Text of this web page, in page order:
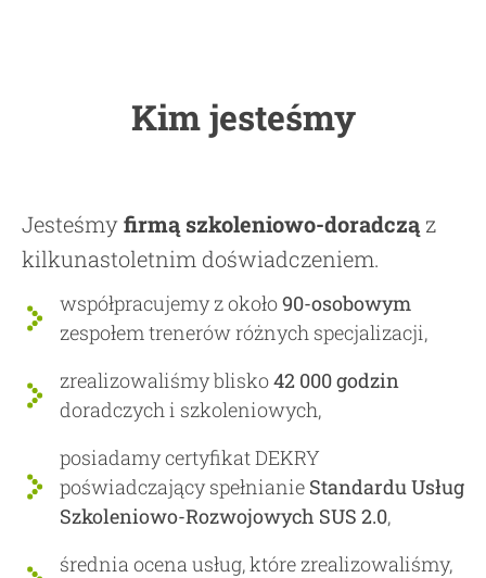
Kim jesteśmy
Jesteśmyfirmą szkoleniowo-doradczą z
kilkunastoletnim doświadczeniem.
współpracujemy z około90-osobowym
zespołem trenerów różnych specjalizacji,
zrealizowaliśmy blisko42 000 godzin
doradczych i szkoleniowych,
posiadamy certyfikat DEKRY
poświadczający spełnianie Standardu Usług
Szkoleniowo-Rozwojowych SUS 2.0,
średnia ocena usług, które zrealizowaliśmy,